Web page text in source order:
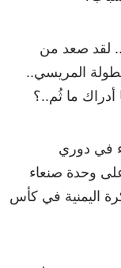
لقد صعد من
المريسي..
ما ثُم..؟
في دوري
وحدة صنعاء
اليمنية في كأس